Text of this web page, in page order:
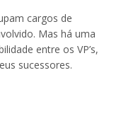
cargos de
Mas há uma
entre os VP’s,
sucessores.